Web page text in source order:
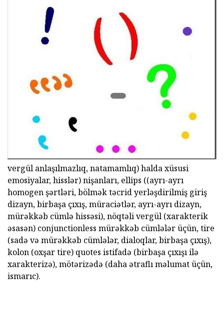
vergül anlaşılmazlıq, natamamlıq) halda xüsusi
emosiyalar, hisslər) nişanları, ellips ((ayrı-ayrı
homogen şərtləri, bölmək təcrid yerləşdirilmiş giriş
dizayn, birbaşa çıxış, müraciətlər, ayrı-ayrı dizayn,
mürəkkəb cümlə hissəsi), nöqtəli vergül (xarakterik
əsasən) conjunctionless mürəkkəb cümlələr üçün, tire
(sadə və mürəkkəb cümlələr, dialoqlar, birbaşa çıxış),
kolon (oxşar tire) quotes istifadə (birbaşa çıxışı ilə
xarakterizə), mötərizədə (daha ətraflı məlumat üçün,
ismarıc).